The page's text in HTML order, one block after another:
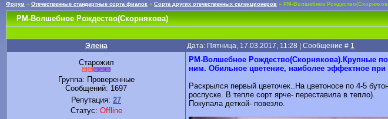
Форум » Отечественные стандартные сорта фиалок » Сорта других отечественных селекционеров » РМ-Волшебное
РМ-Волшебное Рождество(Скорнякова)
Элена Дата: Пятница, 17.03.2017, 11:28 | Сообщение # 1
Старожил
Группа: Проверенные
Сообщений: 1697
Репутация: 27
Статус: Offline
РМ-Волшебное Рождество(Скорнякова).Крупные
ним. Обильное цветение, наиболее эффектное
Раскрылся первый цветочек..На цветоносе по 4-5
роспуске. В тепле сорт ярче- переставила в тепло).
Покупала деткой- повезло.